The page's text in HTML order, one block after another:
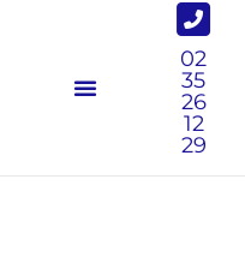
02
35
26
12
29